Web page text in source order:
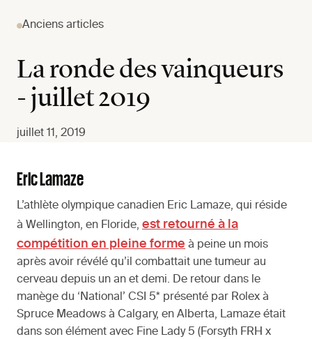
Anciens articles
La ronde des vainqueurs
- juillet 2019
juillet 11, 2019
Eric Lamaze
L’athlète olympique canadien Eric Lamaze, qui réside
à Wellington, en Floride, est retourné à la
compétition en pleine forme à peine un mois
après avoir révélé qu’il combattait une tumeur au
cerveau depuis un an et demi. De retour dans le
manège du ‘National’ CSI 5* présenté par Rolex à
Spruce Meadows à Calgary, en Alberta, Lamaze était
dans son élément avec Fine Lady 5 (Forsyth FRH x